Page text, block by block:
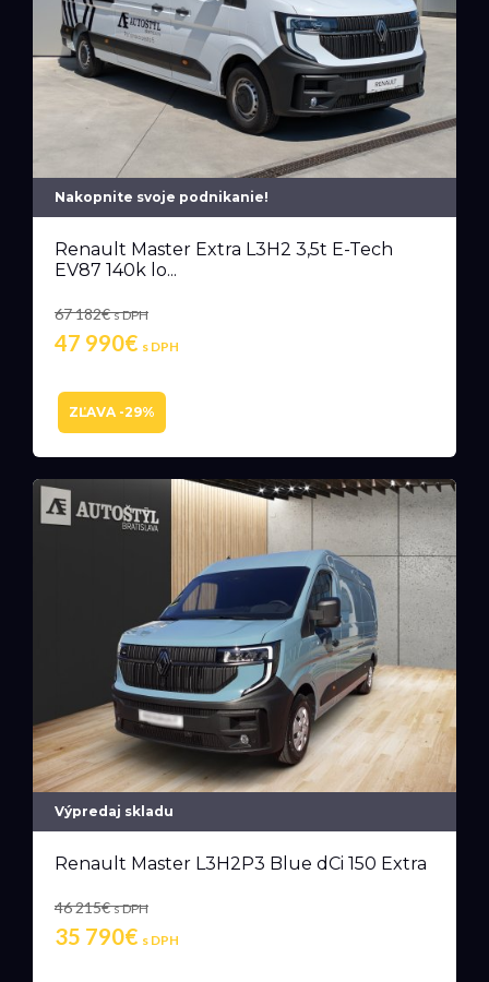
vozidlá
ZOBRAZIŤ CELÚ PONUKU
Nakopnite svoje podnikanie!
Renault Master Extra L3H2 3,5t E-Tech
EV87 140k lo...
67 182€s DPH
47 990€ s DPH
ZĽAVA -29%
Výpredaj skladu
Renault Master L3H2P3 Blue dCi 150 Extra
46 215€s DPH
35 790€ s DPH